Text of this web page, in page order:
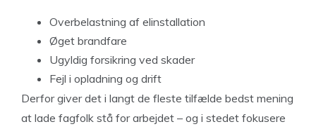
Overbelastning af elinstallation
Øget brandfare
Ugyldig forsikring ved skader
Fejl i opladning og drift
Derfor giver det i langt de fleste tilfælde bedst mening
at lade fagfolk stå for arbejdet – og i stedet fokusere